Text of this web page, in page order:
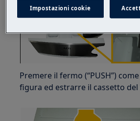
Premere il fermo (“PUSH”)
figura ed estrarre il cassetto del
Impostazioni cookie